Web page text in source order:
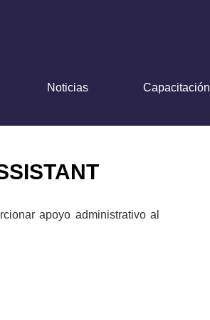
Noticias Capacitación
apoyo administrativo al